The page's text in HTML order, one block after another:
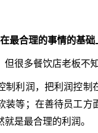
最合理的事情的基础
很多餐饮店老板不
制利润，把利润控
装等；在善待员工
是最合理的利润。